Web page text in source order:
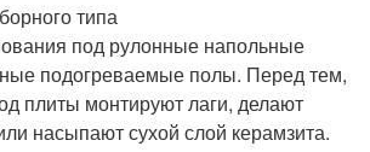
типа
под рулонные напольные
подогреваемые полы. Перед тем,
плиты монтируют лаги, делают
насыпают сухой слой керамзита.